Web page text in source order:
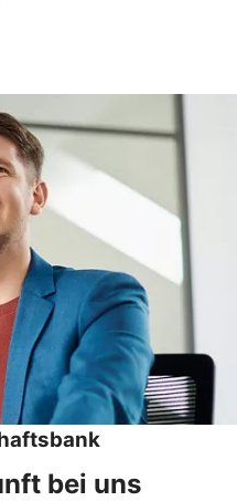
bei uns